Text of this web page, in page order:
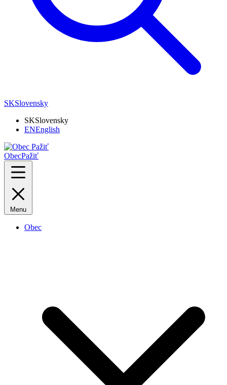
SKSlovensky
SKSlovensky
ENEnglish
ObecPažiť
Menu
Obec